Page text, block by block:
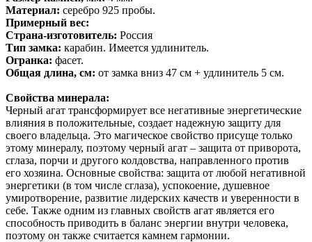
Материал: серебро 925 пробы.
Примерный вес:
Страна-изготовитель: Россия
Тип замка: карабин. Имеется удлинитель.
Огранка: фасет.
Общая длина, см: от замка вниз 47 см + удлинитель 5 см.
Свойства минерала:
Черный агат трансформирует все негативные энергетические
влияния в положительные, создает надежную защиту для
своего владельца. Это магическое свойство присуще только
этому минералу, поэтому черный агат – защита от приворота,
сглаза, порчи и другого колдовства, направленного против
его хозяина. Основные свойства: защита от любой негативной
энергетики (в том числе сглаза), успокоение, душевное
умиротворение, развитие лидерских качеств и уверенности в
себе. Также одним из главных свойств агат является его
способность приводить в баланс энергии внутри человека,
поэтому он также считается камнем гармонии.